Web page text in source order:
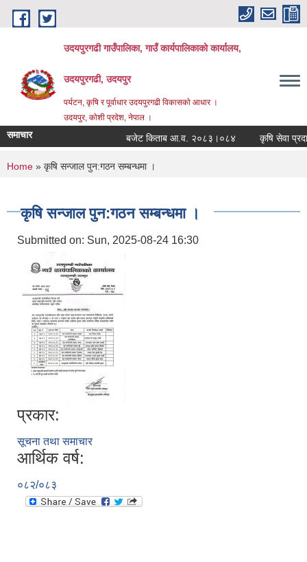
Skip to main content
उदयपुरगढी गाउँपालिका, गाउँ कार्यपालिकाको कार्यालय,
उदयपुरगढी, उदयपुर
पर्यटन, कृषि र पूर्वाधार उदयपुरगढी विकासकाे आधार ।
उदयपुर, काेशी प्रदेश, नेपाल ।
समाचार बजेट किताब आ.व. २०८३।०८४ कृषि सेवा
You are here
Home » कृषि सन्जाल पुन:गठन सम्बन्धमा ।
कृषि सन्जाल पुन:गठन सम्बन्धमा ।
Submitted on: Sun, 2025-08-24 16:30
प्रकार:
सूचना तथा समाचार
आर्थिक वर्ष:
०८२/०८३